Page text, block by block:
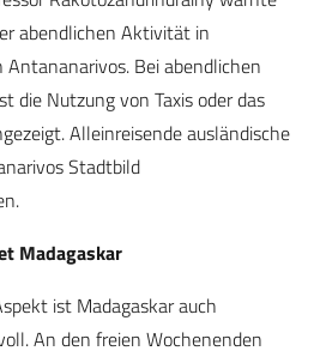
abendlichen Aktivität in
Bei abendlichen
die Nutzung von Taxis oder das
Alleinreisende ausländische
Stadtbild
Madagaskar
ist Madagaskar auch
An den freien Wochenenden